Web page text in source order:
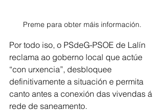
Preme para obter máis información.
Por todo iso, o PSdeG-PSOE de Lalín
reclama ao goberno local que actúe
“con urxencia”, desbloquee
definitivamente a situación e permita
canto antes a conexión das vivendas á
rede de saneamento.